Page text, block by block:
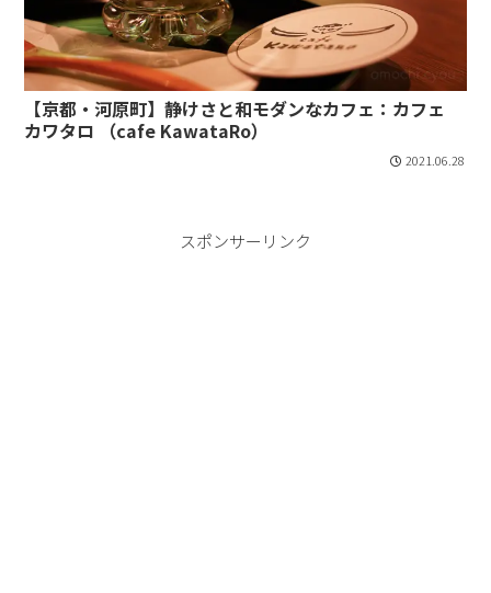
【京都・河原町】静けさと和モダンなカフェ：カフェ
カワタロ （cafe KawataRo）
2021.06.28
スポンサーリンク